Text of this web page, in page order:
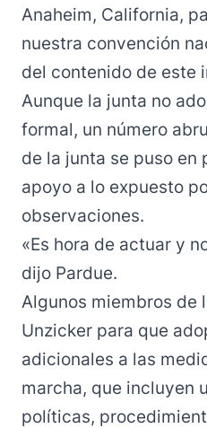
Anaheim, California,
nuestra convención
del contenido de este
Aunque la junta no
formal, un número
de la junta se puso en
apoyo a lo expuesto
observaciones.
«Es hora de actuar y
dijo Pardue.
Algunos miembros de
Unzicker para que
adicionales a las
marcha, que incluyen
políticas,